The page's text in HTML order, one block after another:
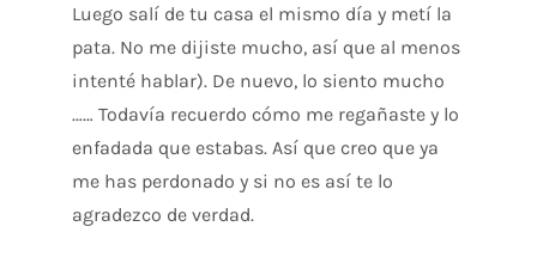
Luego salí de tu casa el mismo día y metí la
pata. No me dijiste mucho, así que al menos
intenté hablar). De nuevo, lo siento mucho
…… Todavía recuerdo cómo me regañaste y lo
enfadada que estabas. Así que creo que ya
me has perdonado y si no es así te lo
agradezco de verdad.